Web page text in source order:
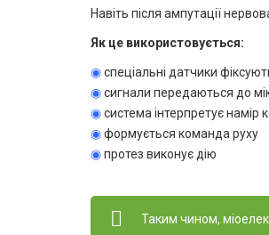
Навіть після ампутації
Як це використовується:
◉спеціальні датчики
◉сигнали передаються до
◉система інтерпретує намір
◉формується команда руху
◉протез виконує дію
Таким чином,